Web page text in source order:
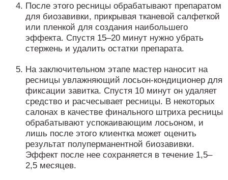
После этого ресницы обрабатывают препаратом
для биозавивки, прикрывая тканевой салфеткой
или пленкой для создания наибольшего
эффекта. Спустя 15–20 минут нужно убрать
стержень и удалить остатки препарата.
На заключительном этапе мастер наносит на
ресницы увлажняющий лосьон-кондиционер для
фиксации завитка. Спустя 10 минут он удаляет
средство и расчесывает ресницы. В некоторых
салонах в качестве финального штриха ресницы
обрабатывают успокаивающим лосьоном, и
лишь после этого клиентка может оценить
результат полуперманентной биозавивки.
Эффект после нее сохраняется в течение 1,5–
2,5 месяцев.